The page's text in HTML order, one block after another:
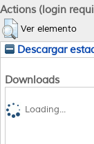
Actions (login
Ver elemento
Descargar
Downloads
Loading...